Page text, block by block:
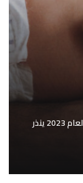
انخفاض لافت في معدلات المواليد في أوروبا لعام 2023 ينذر